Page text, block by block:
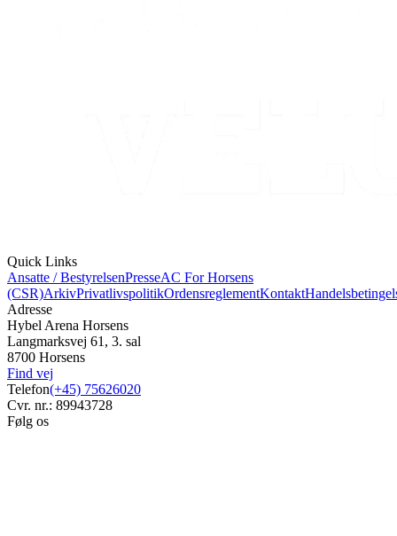
Quick Links
Ansatte / BestyrelsenPresseAC For Horsens
(CSR)ArkivPrivatlivspolitikOrdensreglementKontakt
Adresse
Hybel Arena Horsens
Langmarksvej 61, 3. sal
8700 Horsens
Find vej
Telefon(+45) 75626020
Cvr. nr.: 89943728
Følg os